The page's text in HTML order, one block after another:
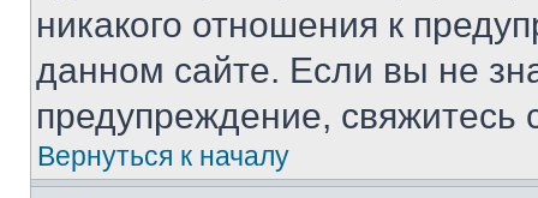
никакого отношения к
данном сайте. Если вы не
предупреждение,
Вернуться к началу